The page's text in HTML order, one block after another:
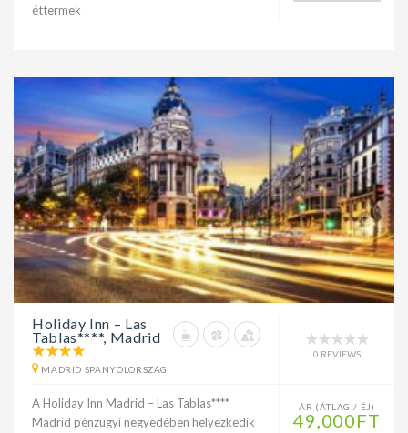
éttermek
Holiday Inn – Las
Tablas****, Madrid
MADRID SPANYOLORSZÁG
0 REVIEWS
A Holiday Inn Madrid – Las Tablas****
Madrid pénzügyi negyedében helyezkedik
ÁR (ÁTLAG / ÉJ)
49,000FT